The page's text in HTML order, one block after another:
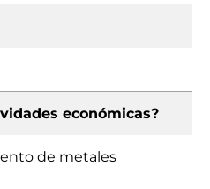
económicas?
de metales